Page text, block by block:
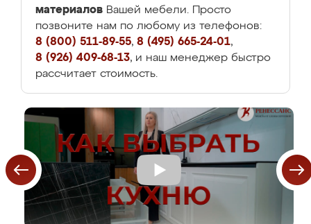
материалов Вашей мебели. Просто
позвоните нам по любому из телефонов:
8 (800) 511-89-55, 8 (495) 665-24-01,
8 (926) 409-68-13, и наш менеджер быстро
рассчитает стоимость.